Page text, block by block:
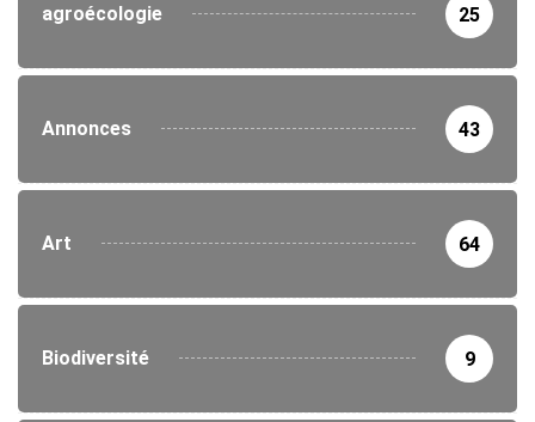
agroécologie 25
Annonces 43
Art 64
Biodiversité 9